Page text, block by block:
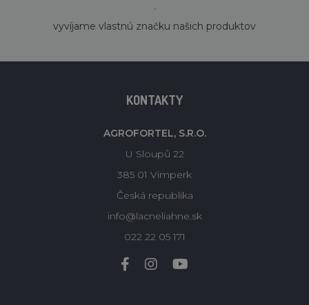
´
vyvíjame vlastnú značku našich produktov
KONTAKTY
AGROFORTEL, S.R.O.
U Sloupů 22
385 01 Vimperk
Česká republika
info@lacneliahne.sk
022 22 05 171